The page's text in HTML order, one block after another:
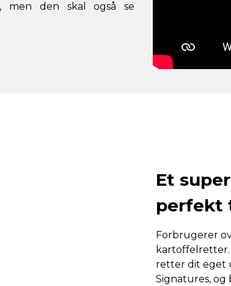
den skal også se
Et
perfekt
Forbrugerer
retter dit eget
Signatures, og